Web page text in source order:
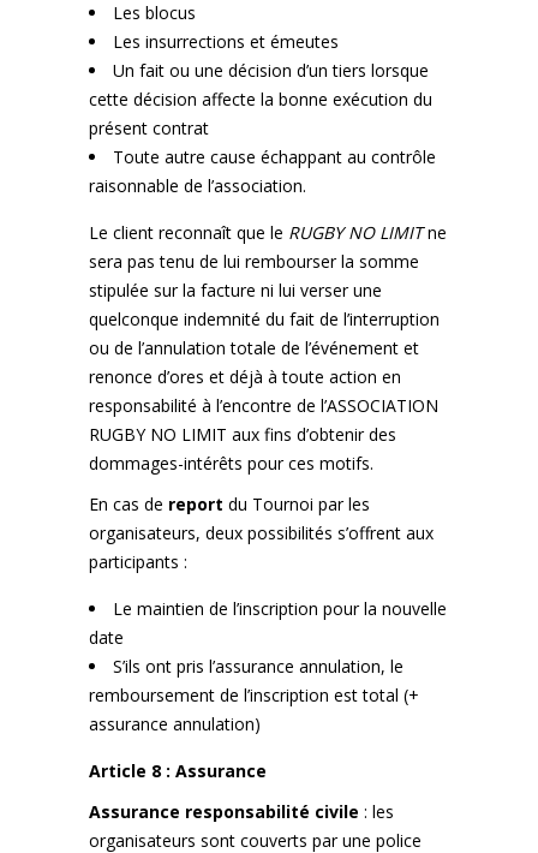
Les blocus
Les insurrections et émeutes
Un fait ou une décision d’un tiers lorsque
cette décision affecte la bonne exécution du
présent contrat
Toute autre cause échappant au contrôle
raisonnable de l’association.
Le client reconnaît que le RUGBY NO LIMITne
sera pas tenu de lui rembourser la somme
stipulée sur la facture ni lui verser une
quelconque indemnité du fait de l’interruption
ou de l’annulation totale de l’événement et
renonce d’ores et déjà à toute action en
responsabilité à l’encontre de l’ASSOCIATION
RUGBY NO LIMIT aux fins d’obtenir des
dommages-intérêts pour ces motifs.
En cas de report du Tournoi par les
organisateurs, deux possibilités s’offrent aux
participants :
Le maintien de l’inscription pour la nouvelle
date
S’ils ont pris l’assurance annulation, le
remboursement de l’inscription est total (+
assurance annulation)
Article 8 : Assurance
Assurance responsabilité civile : les
organisateurs sont couverts par une police